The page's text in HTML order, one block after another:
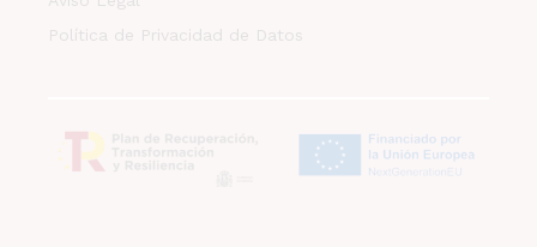
Política de Privacidad de Datos